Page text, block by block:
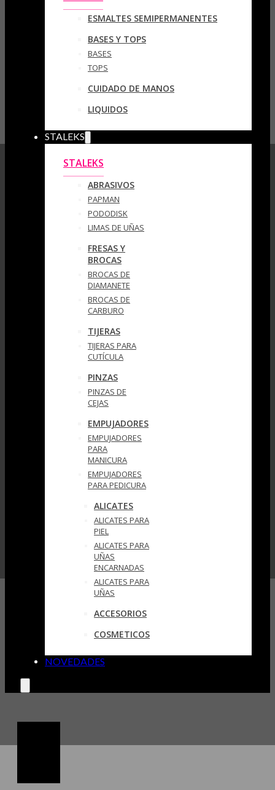
ESMALTES SEMIPERMANENTES
BASES Y TOPS
BASES
TOPS
CUIDADO DE MANOS
LIQUIDOS
STALEKS
STALEKS
ABRASIVOS
PAPMAN
PODODISK
LIMAS DE UÑAS
FRESAS Y
BROCAS
BROCAS DE
DIAMANETE
BROCAS DE
CARBURO
TIJERAS
TIJERAS PARA
CUTÍCULA
PINZAS
PINZAS DE
CEJAS
EMPUJADORES
EMPUJADORES
PARA
MANICURA
EMPUJADORES
PARA PEDICURA
ALICATES
ALICATES PARA
PIEL
ALICATES PARA
UÑAS
ENCARNADAS
ALICATES PARA
UÑAS
ACCESORIOS
COSMETICOS
NOVEDADES